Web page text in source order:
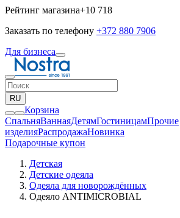
Рейтинг магазина+10 718
Заказать по телефону +372 880 7906
Для бизнеса
RU
Корзина
СпальняВаннаяДетямГостиницамПрочие
изделияPаспродажаНовинка
Подарочные купон
Детская
Детские одеяла
Одеяла для новорождённых
Одеяло ANTIMICROBIAL